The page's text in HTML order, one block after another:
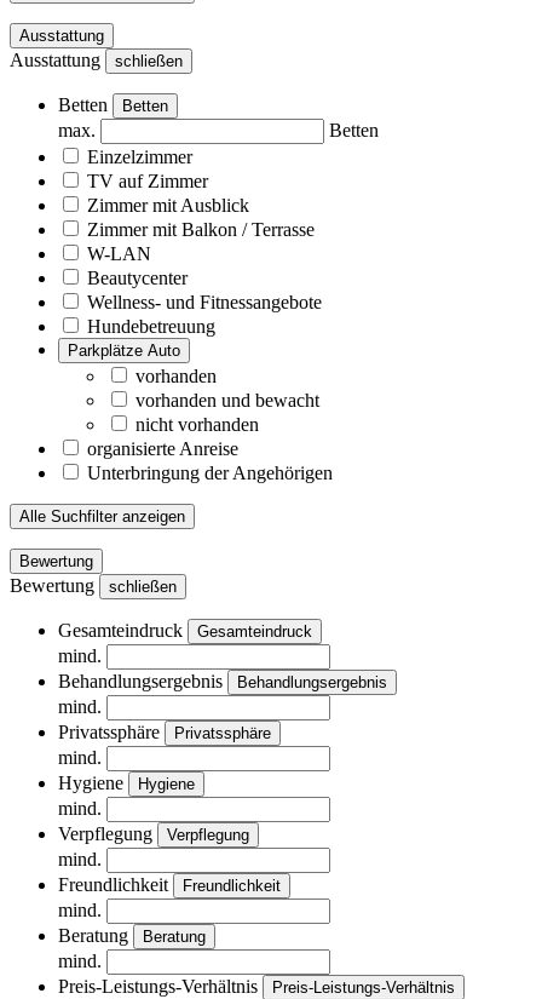
Ausstattung
Ausstattung schließen
Betten Betten
max.
Betten
Einzelzimmer
TV auf Zimmer
Zimmer mit Ausblick
Zimmer mit Balkon / Terrasse
W-LAN
Beautycenter
Wellness- und Fitnessangebote
Hundebetreuung
Parkplätze Auto
vorhanden
vorhanden und bewacht
nicht vorhanden
organisierte Anreise
Unterbringung der Angehörigen
Alle Suchfilter anzeigen
Bewertung
Bewertung schließen
Gesamteindruck Gesamteindruck
mind.
Behandlungsergebnis
Behandlungsergebnis
mind.
Privatssphäre
Privatssphäre
mind.
Hygiene
Hygiene
mind.
Verpflegung
Verpflegung
mind.
Freundlichkeit
Freundlichkeit
mind.
Beratung
Beratung
mind.
Preis-Leistungs-Verhältnis
Preis-Leistungs-Verhältnis